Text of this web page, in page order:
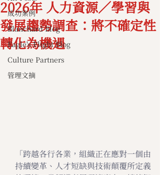
成功案例
Blanchard Blog
Eagle's Flight Blog
Culture Partners
管理文摘
2026年 人力資源／學習與
發展趨勢調查：將不確定性
轉化為機遇
「跨越各行各業，組織正在應對一個由
持續變革、人才短缺與技術顛覆所定義